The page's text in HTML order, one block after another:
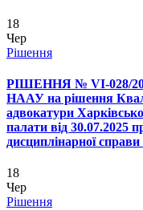
18
Чер
Рішення
РІШЕННЯ № VІ-028/
НААУ на рішення
адвокатури
палати від 30.07.2025
дисциплінарної
18
Чер
Рішення